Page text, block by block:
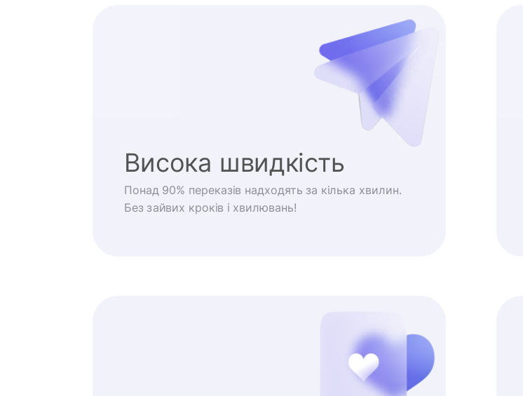
Висока швидкість
Понад 90% переказів надходять за кілька хвилин.
Без зайвих кроків і хвилювань!